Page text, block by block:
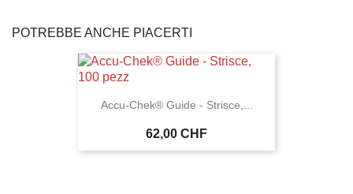
POTREBBE ANCHE PIACERTI
Accu-Chek® Guide - Strisce,...
62,00 CHF